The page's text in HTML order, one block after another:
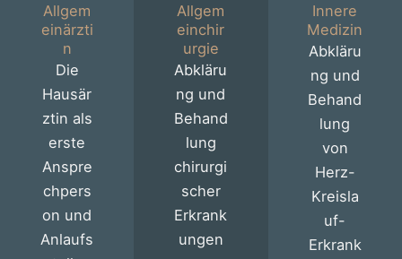
Allgem
einärzti
n
Die
Hausär
ztin als
erste
Anspre
chpers
on und
Anlaufs
Allgem
einchir
urgie
Abkläru
ng und
Behand
lung
chirurgi
scher
Erkrank
ungen
Innere
Medizin
Abkläru
ng und
Behand
lung
von
Herz-
Kreisla
uf-
Erkrank